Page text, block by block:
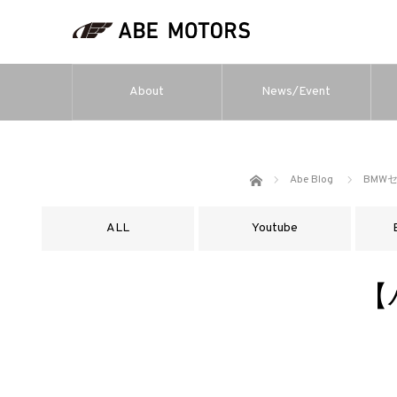
About News/Event
ホーム Abe Blog BMW
ALL Youtube